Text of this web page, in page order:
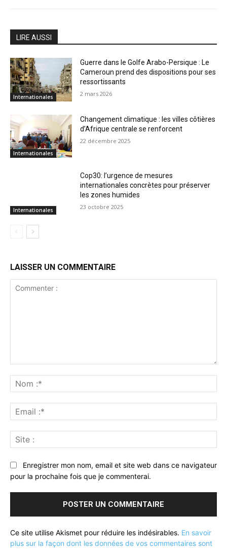
LIRE AUSSI
Internationales
Guerre dans le Golfe Arabo-Persique : Le
Cameroun prend des dispositions pour ses
ressortissants
2 mars 2026
Internationales
Changement climatique : les villes côtières
d’Afrique centrale se renforcent
22 décembre 2025
Internationales
Cop30: l’urgence de mesures
internationales concrètes pour préserver
les zones humides
23 octobre 2025
LAISSER UN COMMENTAIRE
:*
:*
:
Enregistrer mon nom, email et site web dans ce navigateur
pour la prochaine fois que je commenterai.
Ce site utilise Akismet pour réduire les indésirables. En savoir
plus sur la façon dont les données de vos commentaires sont